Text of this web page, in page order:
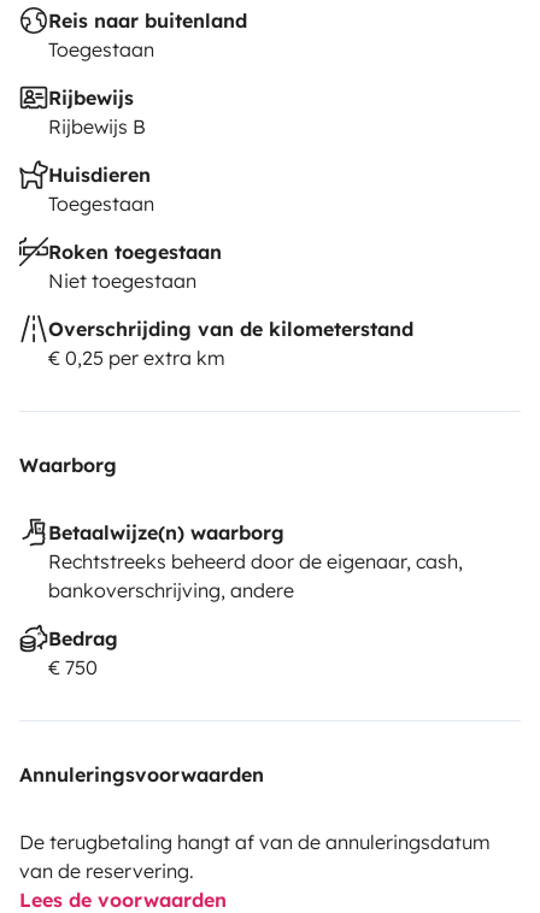
Reis naar buitenland
Toegestaan
Rijbewijs
Rijbewijs B
Huisdieren
Toegestaan
Roken toegestaan
Niet toegestaan
Overschrijding van de kilometerstand
€ 0,25 per extra km
Waarborg
Betaalwijze(n) waarborg
Rechtstreeks beheerd door de eigenaar, cash,
bankoverschrijving, andere
Bedrag
€ 750
Annuleringsvoorwaarden
De terugbetaling hangt af van de annuleringsdatum
van de reservering.
Lees de voorwaarden